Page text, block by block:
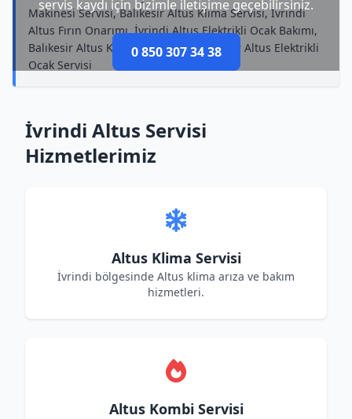
servis kaydı için bizimle iletişime geçebilirsiniz.
0 850 307 34 38
Makinesi Servisi, Balıkesir Altus Klima Servisi, İvrindi
Altus Fırın Onarımı, İvrindi Altus Elektrikli Ocak Bakımı,
Balıkesir Altus Kombi Tamircisi, Balıkesir Altus Elektrikli
Ocak Servisi
İvrindi Altus Servisi
Hizmetlerimiz
Altus Klima Servisi
İvrindi bölgesinde Altus klima arıza ve bakım
hizmetleri.
Altus Kombi Servisi